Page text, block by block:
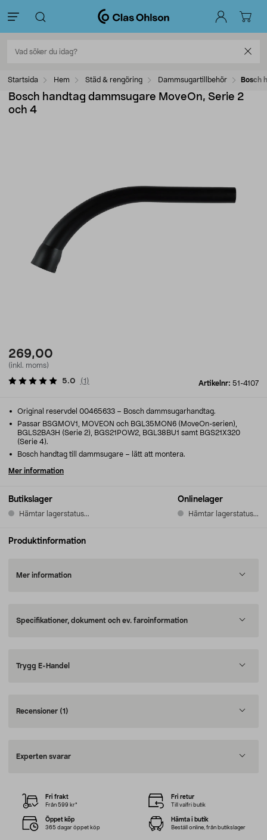
Startsida Hem Städ & rengöring Dammsugartillbehör Bosch
Bosch handtag dammsugare MoveOn, Serie 2
och 4
269,00
(inkl. moms)
Artikelnr: 51-4107
5.0 (1 )
Butikslager
Hämtar lagerstatus...
Onlinelager
Hämtar lagerstatus...
Original reservdel 00465633 – Bosch dammsugarhandtag.
Passar BSGMOV1, MOVEON och BGL35MON6 (MoveOn-serien),
BGLS2BA3H (Serie 2), BGS21POW2, BGL38BU1 samt BGS21X320
(Serie 4).
Bosch handtag till dammsugare – lätt att montera.
Mer information
Produktinformation
Mer information
Specifikationer, dokument och ev. faroinformation
Trygg E-Handel
Recensioner (1)
Experten svarar
Fri frakt
Från 599 kr*
Fri retur
Till valfri butik
Öppet köp
365 dagar öppet köp
Hämta i butik
Beställ online, från butikslager